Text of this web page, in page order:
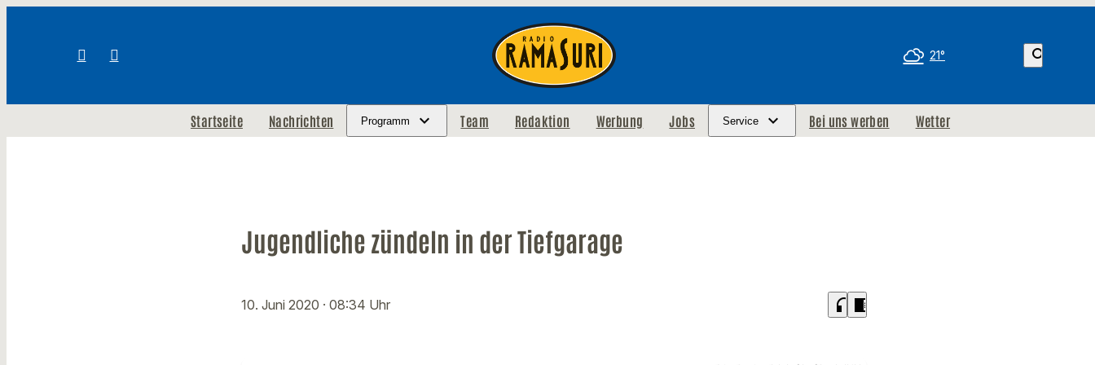
21° search
Startseite Nachrichten Programm Team Redaktion Werbung Jobs Service Bei uns werben Wetter
Jugendliche zündeln in der Tiefgarage
10. Juni 2020 · 08:34 Uhr headphones chrome_reader_mode